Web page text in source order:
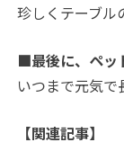
珍しくテーブル
■最後に、ペッ
いつまで元気で
【関連記事】